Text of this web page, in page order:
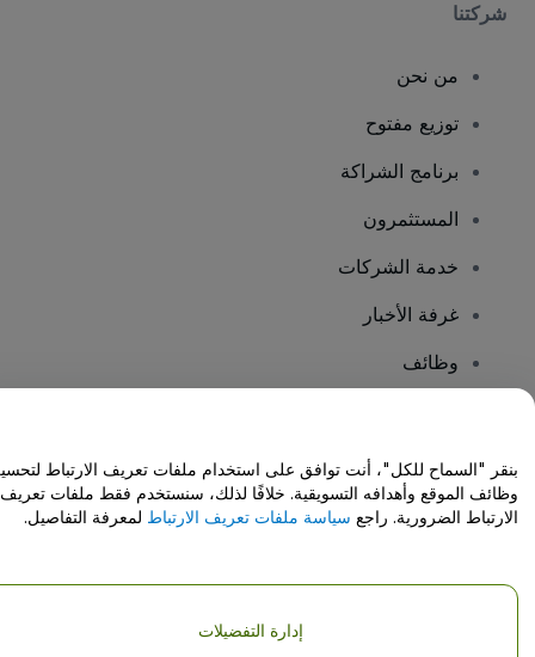
شركتنا
من نحن
توزيع مفتوح
برنامج الشراكة
المستثمرون
خدمة الشركات
غرفة الأخبار
وظائف
مركز المساعدة / اتصل بنا
حقوق النشر © شركة فياجوجو المحدودة 2026
تفاصيل الشركة
بنقر "السماح للكل"، أنت توافق على استخدام ملفات تعريف الارتباط
وظائف الموقع وأهدافه التسويقية. خلافًا لذلك، سنستخدم فقط ملفات تعريف
الارتباط الضرورية. راجع سياسة ملفات تعريف الارتباط لمعرفة التفاصيل.
إدارة التفضيلات